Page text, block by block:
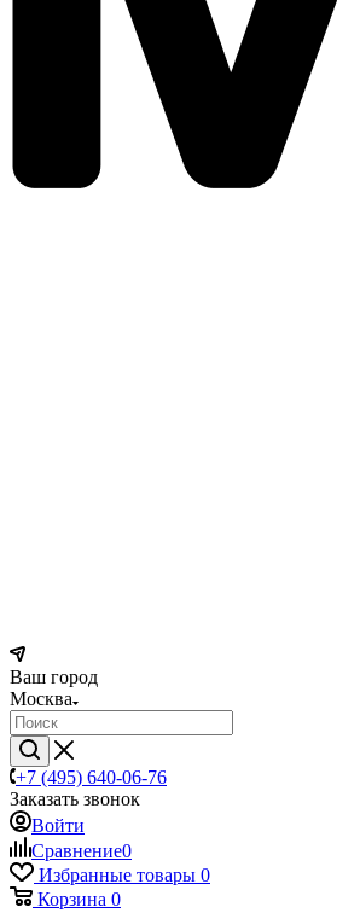
Ваш город
Москва
+7 (495) 640-06-76
Заказать звонок
Войти
Сравнение0
Избранные товары 0
Корзина 0